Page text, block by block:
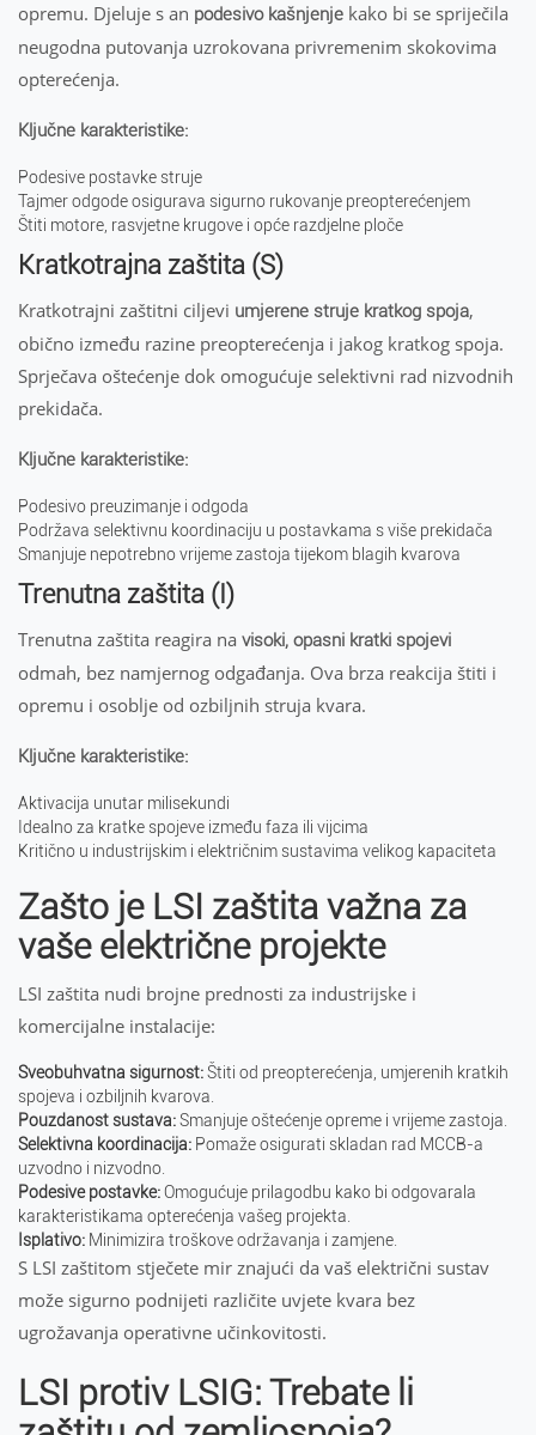
opremu. Djeluje s an podesivo kašnjenje kako bi se spriječila
neugodna putovanja uzrokovana privremenim skokovima
opterećenja.
Ključne karakteristike:
Podesive postavke struje
Tajmer odgode osigurava sigurno rukovanje preopterećenjem
Štiti motore, rasvjetne krugove i opće razdjelne ploče
Kratkotrajna zaštita (S)
Kratkotrajni zaštitni ciljevi umjerene struje kratkog spoja,
obično između razine preopterećenja i jakog kratkog spoja.
Sprječava oštećenje dok omogućuje selektivni rad nizvodnih
prekidača.
Ključne karakteristike:
Podesivo preuzimanje i odgoda
Podržava selektivnu koordinaciju u postavkama s više prekidača
Smanjuje nepotrebno vrijeme zastoja tijekom blagih kvarova
Trenutna zaštita (I)
Trenutna zaštita reagira na visoki, opasni kratki spojevi
odmah, bez namjernog odgađanja. Ova brza reakcija štiti i
opremu i osoblje od ozbiljnih struja kvara.
Ključne karakteristike:
Aktivacija unutar milisekundi
Idealno za kratke spojeve između faza ili vijcima
Kritično u industrijskim i električnim sustavima velikog kapaciteta
Zašto je LSI zaštita važna za
vaše električne projekte
LSI zaštita nudi brojne prednosti za industrijske i
komercijalne instalacije:
Sveobuhvatna sigurnost:Štiti od preopterećenja, umjerenih kratkih
spojeva i ozbiljnih kvarova.
Pouzdanost sustava:Smanjuje oštećenje opreme i vrijeme zastoja.
Selektivna koordinacija: Pomaže osigurati skladan rad MCCB-a
uzvodno i nizvodno.
Podesive postavke:Omogućuje prilagodbu kako bi odgovarala
karakteristikama opterećenja vašeg projekta.
Isplativo: Minimizira troškove održavanja i zamjene.
S LSI zaštitom stječete mir znajući da vaš električni sustav
može sigurno podnijeti različite uvjete kvara bez
ugrožavanja operativne učinkovitosti.
LSI protiv LSIG: Trebate li